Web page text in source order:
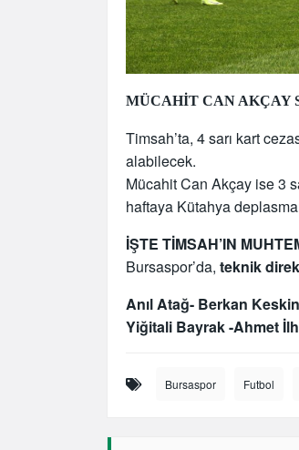
MÜCAHİT CAN AKÇAY
Timsah’ta, 4 sarı kart
alabilecek.
Mücahit Can Akçay ise 3
haftaya Kütahya
İŞTE TİMSAH’IN
Bursaspor’da, teknik
Anıl Atağ- Berkan
Yiğitali Bayrak -Ahmet
Bursaspor Futbol